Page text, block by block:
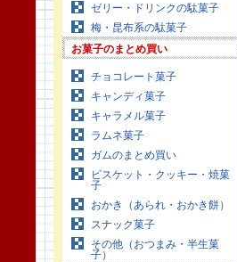
ゼリー・ドリンクの駄菓子
梅・昆布系の駄菓子
お菓子のまとめ買い
チョコレート菓子
キャンディ菓子
キャラメル菓子
ラムネ菓子
ガムのまとめ買い
ビスケット・クッキー・焼菓
子
おかき（あられ・おかき餅）
スナック菓子
その他（おつまみ・半生菓
子）